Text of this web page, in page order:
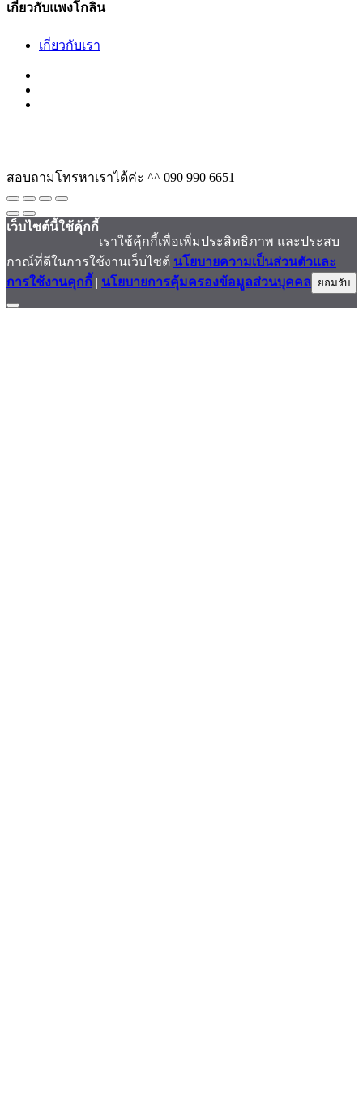
เกี่ยวกับแพงโกลิน
เกี่ยวกับเรา
สอบถามโทรหาเราได้ค่ะ ^^ 090 990 6651
เว็บไซต์นี้ใช้คุ้กกี้
เราใช้คุ้กกี้เพื่อเพิ่มประสิทธิภาพ และประสบ
กาณ์ที่ดีในการใช้งานเว็บไซต์ นโยบายความเป็นส่วนตัวและ
การใช้งานคุกกี้ | นโยบายการคุ้มครองข้อมูลส่วนบุคคล ยอมรับ